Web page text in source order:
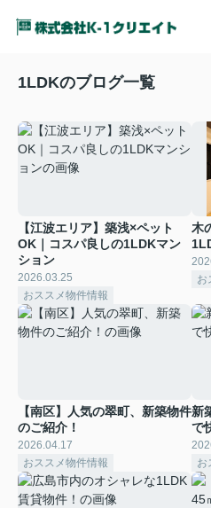
1LDKのブログ一覧
【江波エリア】築浅×ペット
OK｜コスパ良しの1LDKマン
ション
2026.03.25
おススメ物件情報
木
お
【南区】人気の翠町、新築物件
のご紹介！
2026.04.17
おススメ物件情報
新
で
お